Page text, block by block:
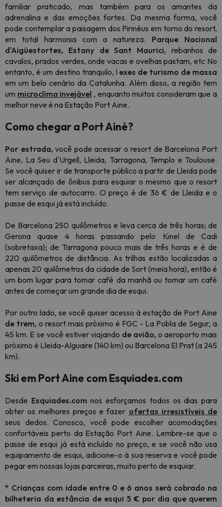
familiar praticado, mas também para os amantes da
adrenalina e das emoções fortes. Da mesma forma, você
pode contemplar a paisagem dos Pirinéus em torno do resort,
em total harmonia com a natureza. Parque Nacional
d'Aigüestortes, Estany de Sant Maurici, rebanhos de
cavalos, prados verdes, onde vacas e ovelhas pastam, etc No
entanto, é um destino tranquilo, l exes de turismo de massa
em um belo cenário da Catalunha. Além disso, a região tem
um microclima invejável , enquanto muitos consideram que a
melhor neve é na Estação Port Aine.
Comochegara Port Ainé?
Por estrada, você pode acessar o resort de Barcelona Port
Aine, La Seu d'Urgell, Lleida, Tarragona, Templo e Toulouse.
Se você quiser ir de transporte público a partir de Lleida pode
ser alcançado de ônibus para esquiar o mesmo que o resort
tem serviço de autocarro. O preço é de 36 € de Lleida e o
passe de esqui já está incluído.
De Barcelona 250 quilômetros e leva cerca de três horas; de
Gerona quase 4 horas passando pelo túnel de Cadi
(sobretaxa); de Tarragona pouco mais de três horas e é de
220 quilômetros de distância. As trilhas estão localizadas a
apenas 20 quilômetros da cidade de Sort (meiahora), então é
um bom lugar para tomar café da manhã ou tomar um café
antes de começar um grande dia de esqui.
Por outro lado, se você quiser acesso à estação de Port Aine
de trem, o resort mais próximo é FGC - La Pobla de Segur, a
45 km. E se você estiver viajando de avião, o aeroporto mais
próximo é Lleida-Alguaire (140 km) ou Barcelona El Prat (a 245
km).
Ski em Port Aine com Esquiades.com
Desde Esquiades.com nos esforçamos todos os dias para
obter os melhores preços e fazer ofertas irresistíveis de
seus dedos. Conosco, você pode escolher acomodações
confortáveis perto da Estação Port Aine. Lembre-se que o
passe de esqui já está incluído no preço, e se vocênão usa
equipamento de esqui, adicione-o à sua reserva e você pode
pegar em nossas lojas parceiras, muito perto de esquiar.
* Crianças com idade entre 0 e 6 anos será cobrado na
bilheteria da estância de esqui 5 € por dia que querem